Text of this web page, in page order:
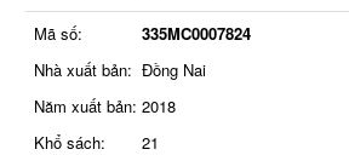
Mã số:
335MC0007824
Nhà xuất bản: Đồng Nai
Năm xuất bản: 2018
Khổ sách:
21